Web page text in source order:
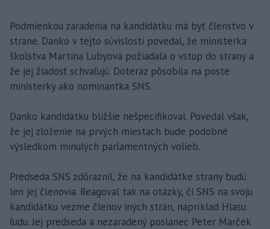
Podmienkou zaradenia na kandidátku má byť členstvo v
strane. Danko v tejto súvislosti povedal, že ministerka
školstva Martina Lubyová požiadala o vstup do strany a
že jej žiadosť schvaľujú. Doteraz pôsobila na poste
ministerky ako nominantka SNS.
Danko kandidátku bližšie nešpecifikoval. Povedal však,
že jej zloženie na prvých miestach bude podobné
výsledkom minulých parlamentných volieb.
Predseda SNS zdôraznil, že na kandidátke strany budú
len jej členovia. Reagoval tak na otázky, či SNS na svoju
kandidátku vezme členov iných strán, napríklad Hlasu
ľudu. Jej predseda a nezaradený poslanec Peter Marček